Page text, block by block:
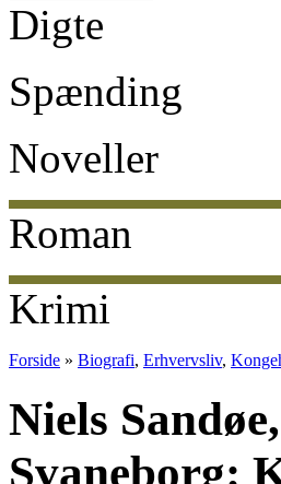
Digte
Spænding
Noveller
Roman
Krimi
Forside » Biografi, Erhvervsliv,
Niels
Svaneborg: